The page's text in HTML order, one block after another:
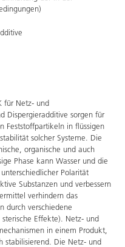
für Netz- und
Dispergieradditive sorgen für
Feststoffpartikeln in flüssigen
solcher Systeme. Die
organische und auch
Phase kann Wasser und die
Polarität
Substanzen und verbessern
verhindern das
durch verschiedene
Effekte). Netz- und
in einem Produkt,
stabilisierend. Die Netz- und